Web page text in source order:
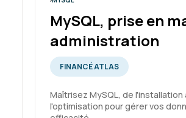
MySQL, prise en
administration
FINANCÉ ATLAS
Maîtrisez MySQL, de l'installation
l'optimisation pour gérer vos